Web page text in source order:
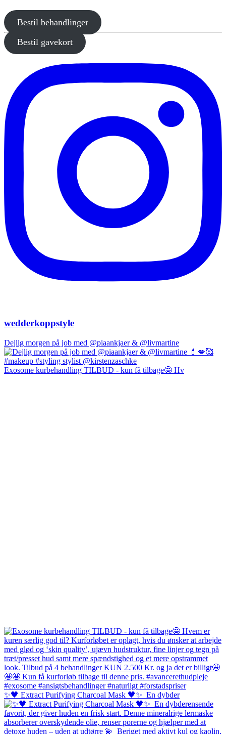
Bestil behandlinger
Bestil gavekort
wedderkoppstyle
Dejlig morgen på job med @piaankjaer & @livmartine
Exosome kurbehandling TILBUD - kun få tilbage🤩 Hv
✨🖤 Extract Purifying Charcoal Mask 🖤✨⁠ ⁠ En dybder